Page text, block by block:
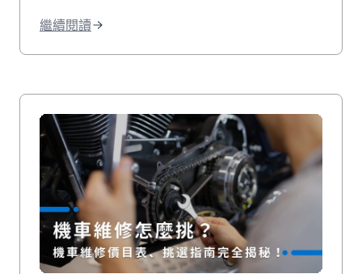
機車學徒薪水，最後也附上相關職缺給想學
修機車的你！
繼續閱讀